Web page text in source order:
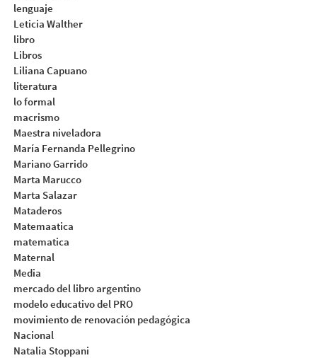
lenguaje
Leticia Walther
libro
Libros
Liliana Capuano
literatura
lo formal
macrismo
Maestra niveladora
María Fernanda Pellegrino
Mariano Garrido
Marta Marucco
Marta Salazar
Mataderos
Matemaatica
matematica
Maternal
Media
mercado del libro argentino
modelo educativo del PRO
movimiento de renovación pedagógica
Nacional
Natalia Stoppani